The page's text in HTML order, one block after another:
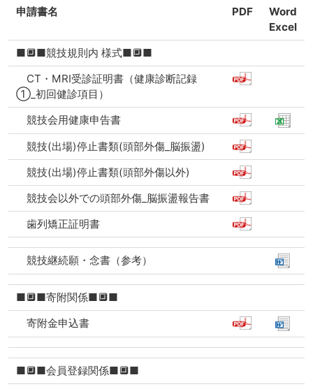
申請書名 PDF
Word
Excel
■🔲■競技規則内 様式■🔲■
CT・MRI受診証明書（健康診断記録
①_初回健診項目）
競技会用健康申告書
競技(出場)停止書類(頭部外傷_脳振盪)
競技(出場)停止書類(頭部外傷以外)
競技会以外での頭部外傷_脳振盪報告書
歯列矯正証明書
競技継続願・念書（参考）
■🔲■寄附関係■🔲■
寄附金申込書
■🔲■会員登録関係■🔲■